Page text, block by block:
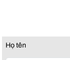
Họ tên